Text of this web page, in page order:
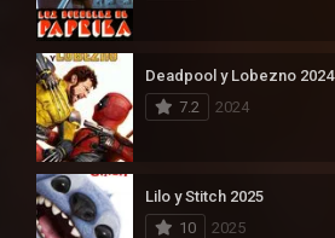
Deadpool y Lobezno 2024
7.2
2024
Lilo y Stitch 2025
10
2025